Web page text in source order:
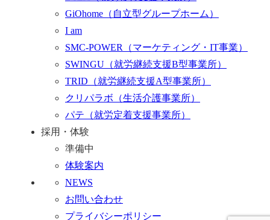
GiOhome （自立型グループホーム）
I am
SMC-POWER （マーケティング・IT事業）
SWINGU （就労継続支援B型事業所）
TRID （就労継続支援A型事業所）
クリパラボ （生活介護事業所）
パテ （就労定着支援事業所）
採用・体験
準備中
体験案内
NEWS
お問い合わせ
プライバシーポリシー